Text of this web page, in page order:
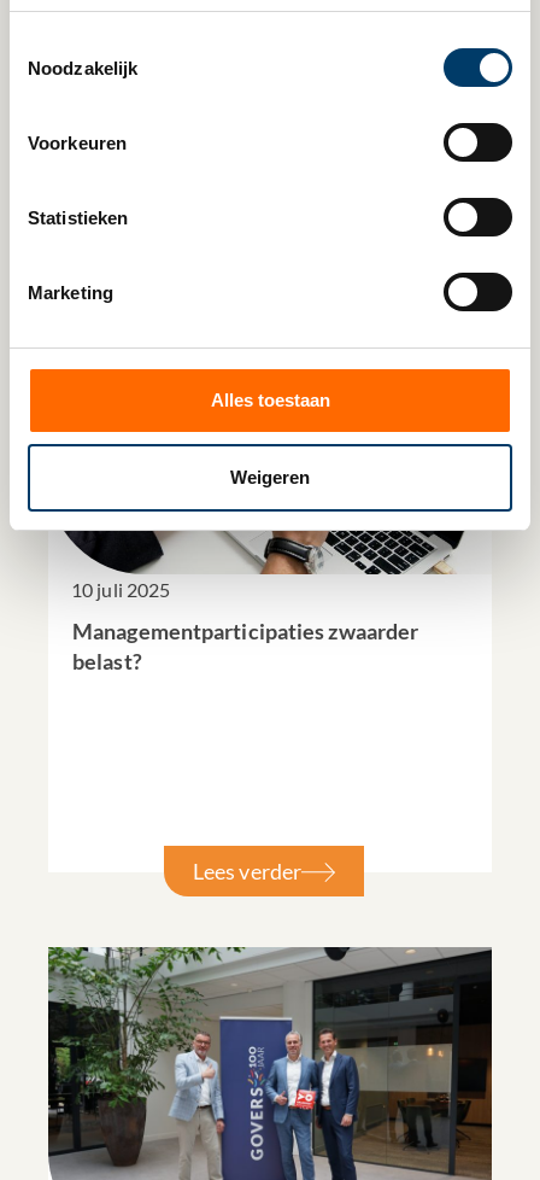
Noodzakelijk
Voorkeuren
Statistieken
Marketing
Alles toestaan
Weigeren
aan onroerend goed
10 juli 2025
Managementparticipaties zwaarder
belast?
Lees verder